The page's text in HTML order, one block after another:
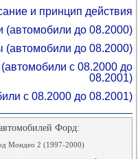
и принцип действия
(автомобили до 08.2000)
(автомобили до 08.2000)
с 08.2000 до
08.2001)
с 08.2000 до 08.2001)
Форд:
Мондео 2 (1997-2000)